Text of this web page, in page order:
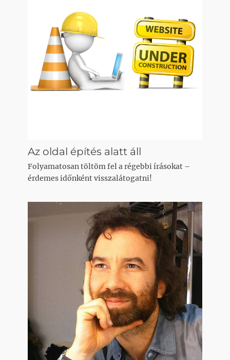
Az oldal építés alatt áll
Folyamatosan töltöm fel a régebbi írásokat –
érdemes időnként visszalátogatni!